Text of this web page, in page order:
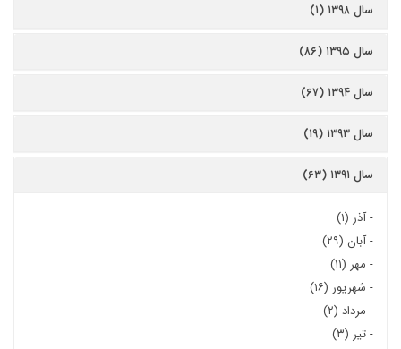
سال ۱۳۹۸ (۱)
سال ۱۳۹۵ (۸۶)
سال ۱۳۹۴ (۶۷)
سال ۱۳۹۳ (۱۹)
سال ۱۳۹۱ (۶۳)
-آذر (۱)
-آبان (۲۹)
- مهر (۱۱)
- شهریور (۱۶)
- مرداد (۲)
-تیر (۳)